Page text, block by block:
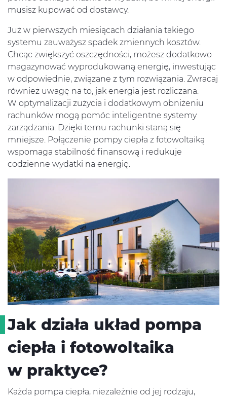
musisz kupować od dostawcy.
Już w pierwszych miesiącach działania takiego
systemu zauważysz spadek zmiennych kosztów.
Chcąc zwiększyć oszczędności, możesz dodatkowo
magazynować wyprodukowaną energię, inwestując
w odpowiednie, związane z tym rozwiązania. Zwracaj
również uwagę na to, jak energia jest rozliczana.
W optymalizacji zużycia i dodatkowym obniżeniu
rachunków mogą pomóc inteligentne systemy
zarządzania. Dzięki temu rachunki staną się
mniejsze. Połączenie pompy ciepła z fotowoltaiką
wspomaga stabilność finansową i redukuje
codzienne wydatki na energię.
Jak działa układ pompa
ciepła i fotowoltaika
w praktyce?
Każda pompa ciepła, niezależnie od jej rodzaju,